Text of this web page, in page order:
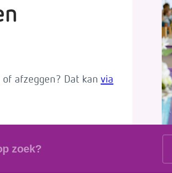
afzeggen? Dat kan via